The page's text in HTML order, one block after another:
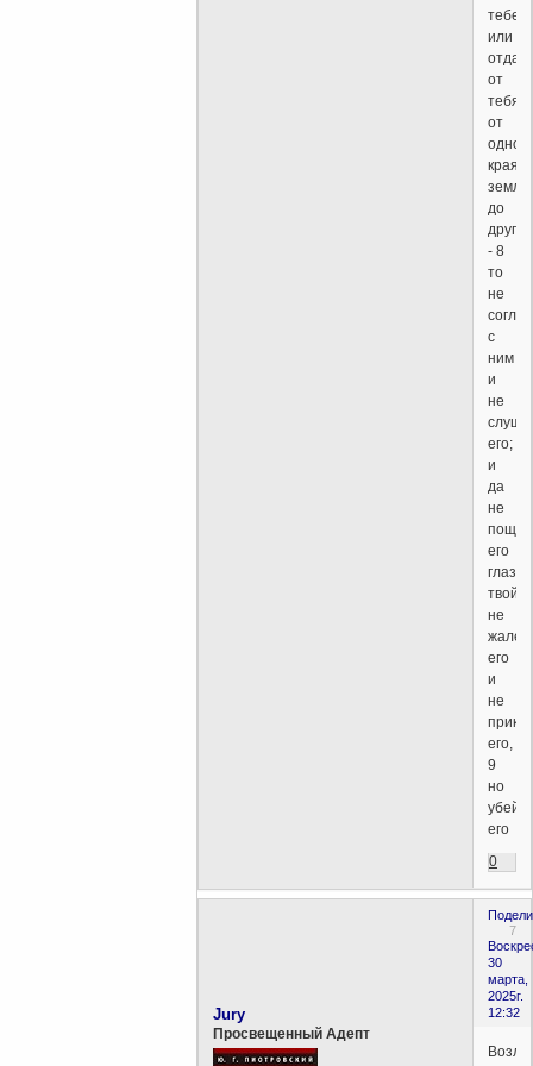
тебе
или
от
тебя,
от
одного
края
земли
до
- 8
то
не
с
ним
и
не
его;
и
да
не
его
глаз
твой,
не
жалей
его
и
не
его,
9
но
убей
его
0
7
30
марта,
2025г.
12:32
Jury
Просвещенный Адепт